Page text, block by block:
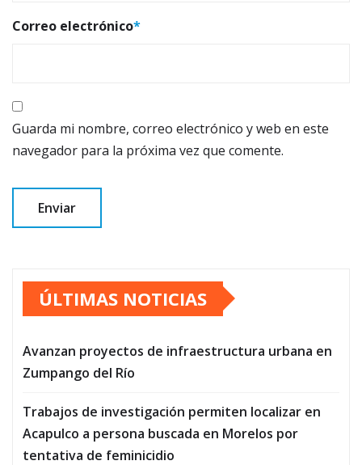
Correo electrónico*
Guarda mi nombre, correo electrónico y web en este
navegador para la próxima vez que comente.
ÚLTIMAS NOTICIAS
Avanzan proyectos de infraestructura urbana en
Zumpango del Río
Trabajos de investigación permiten localizar en
Acapulco a persona buscada en Morelos por
tentativa de feminicidio